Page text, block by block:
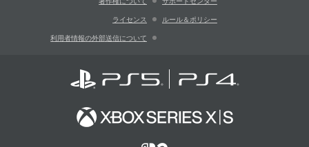
ライセンス ルール＆ポリシー
利用者情報の外部送信について